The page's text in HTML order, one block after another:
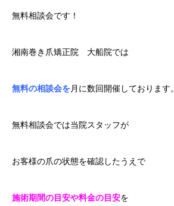
無料相談会です！
湘南巻き爪矯正院 大船院では
無料の相談会を月に数回開催しております。
無料相談会では当院スタッフが
お客様の爪の状態を確認したうえで
施術期間の目安や料金の目安を